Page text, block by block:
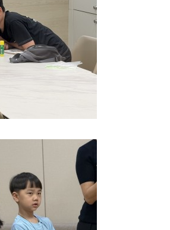
소년2부
년부
교사훈련프로그램